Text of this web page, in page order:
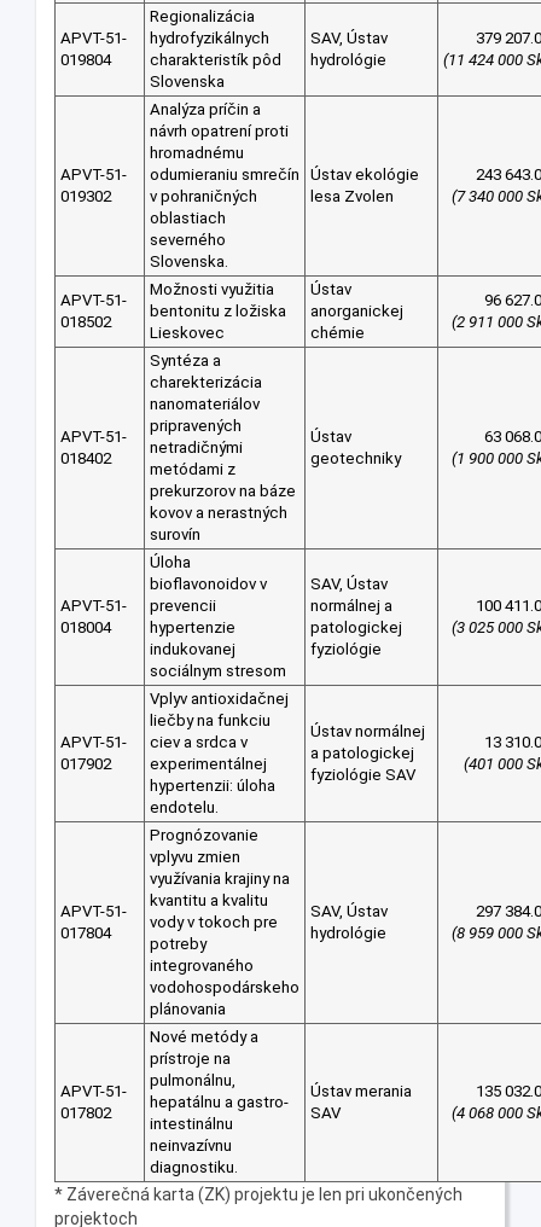
APVT-51-
019804
Regionalizácia
hydrofyzikálnych
charakteristík pôd
Slovenska
SAV, Ústav
hydrológie
379
(11 424 000
APVT-51-
019302
Analýza príčin a
návrh opatrení proti
hromadnému
odumieraniu smrečín
v pohraničných
oblastiach
severného
Slovenska.
Ústav ekológie
lesa Zvolen
243
(7 340 000
APVT-51-
018502
Možnosti využitia
bentonitu z ložiska
Lieskovec
Ústav
anorganickej
chémie
96
(2 911 000
APVT-51-
018402
Syntéza a
charekterizácia
nanomateriálov
pripravených
netradičnými
metódami z
prekurzorov na báze
kovov a nerastných
surovín
Ústav
geotechniky
63
(1 900 000
APVT-51-
018004
Úloha
bioflavonoidov v
prevencii
hypertenzie
indukovanej
sociálnym stresom
SAV, Ústav
normálnej a
patologickej
fyziológie
100
(3 025 000
APVT-51-
017902
Vplyv antioxidačnej
liečby na funkciu
ciev a srdca v
experimentálnej
hypertenzii: úloha
endotelu.
Ústav normálnej
a patologickej
fyziológie SAV
13
(401 000
APVT-51-
017804
Prognózovanie
vplyvu zmien
využívania krajiny na
kvantitu a kvalitu
vody v tokoch pre
potreby
integrovaného
vodohospodárskeho
plánovania
SAV, Ústav
hydrológie
297
(8 959 000
APVT-51-
017802
Nové metódy a
prístroje na
pulmonálnu,
hepatálnu a gastro-
intestinálnu
neinvazívnu
diagnostiku.
Ústav merania
SAV
135
(4 068 000
* Záverečná karta (ZK) projektu je len pri ukončených
projektoch